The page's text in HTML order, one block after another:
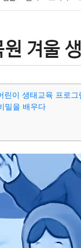
건강 의료 의학 경제
겨울
린이 생태교육 프로그
밀을 배우다